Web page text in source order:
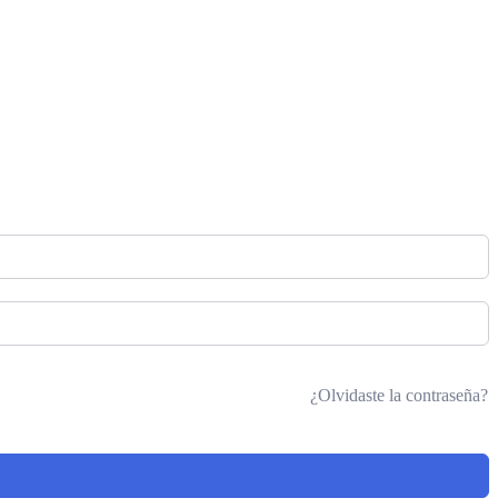
¿Olvidaste la contraseña?